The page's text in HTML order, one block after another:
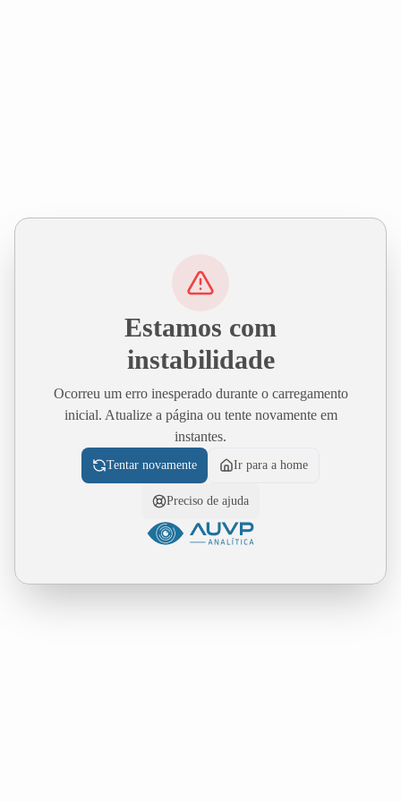
Estamos com
instabilidade
Ocorreu um erro inesperado durante o carregamento
inicial. Atualize a página ou tente novamente em
instantes.
Tentar novamente Ir para a home
Preciso de ajuda